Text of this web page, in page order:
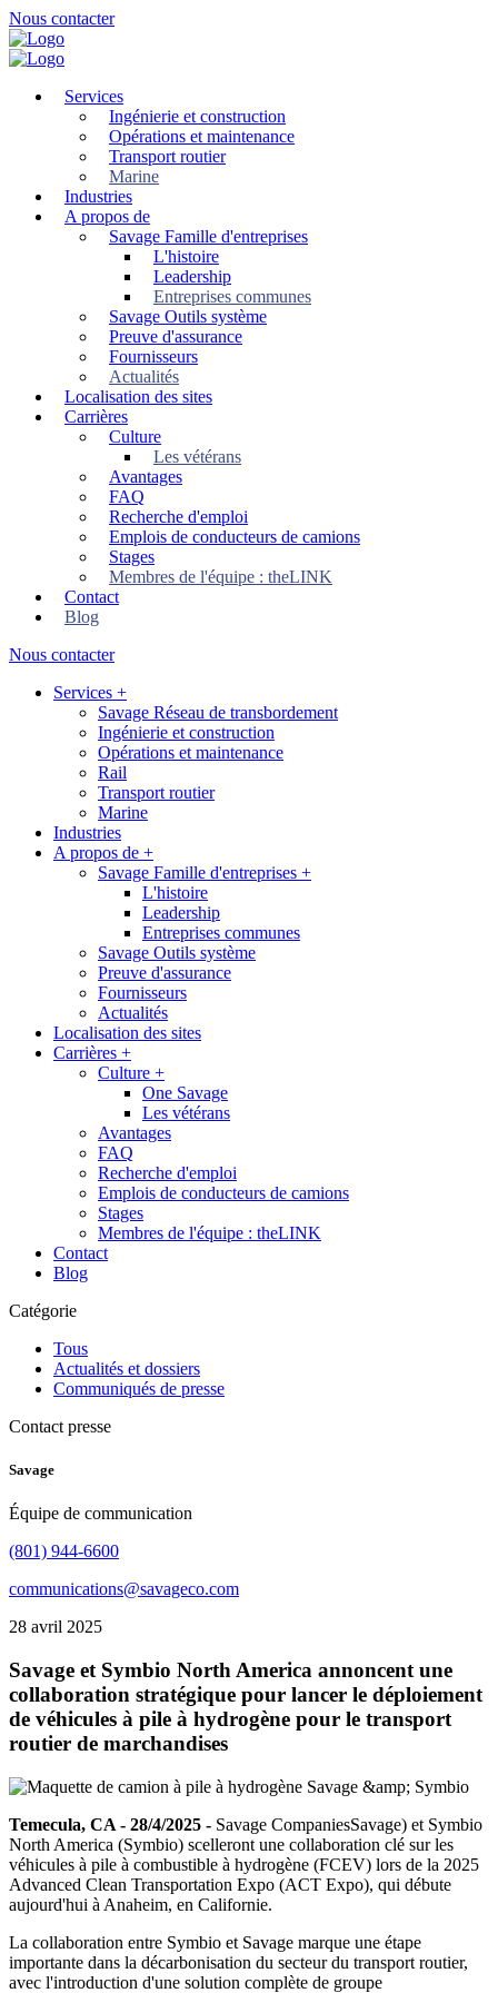
Skip
to
main
Nous contacter
Services
Ingénierie et construction
Opérations et maintenance
Transport routier
Marine
Industries
A propos de
Savage Famille d'entreprises
L'histoire
Leadership
Entreprises communes
Savage Outils système
Preuve d'assurance
Fournisseurs
Actualités
Localisation des sites
Carrières
Culture
Les vétérans
Avantages
FAQ
Recherche d'emploi
Emplois de conducteurs de camions
Stages
Membres de l'équipe : theLINK
Contact
Blog
Nous contacter
Services +
Savage Réseau de transbordement
Ingénierie et construction
Opérations et maintenance
Rail
Transport routier
Marine
Industries
A propos de +
Savage Famille d'entreprises +
L'histoire
Leadership
Entreprises communes
Savage Outils système
Preuve d'assurance
Fournisseurs
Actualités
Localisation des sites
Carrières +
Culture +
One Savage
Les vétérans
Avantages
FAQ
Recherche d'emploi
Emplois de conducteurs de camions
Stages
Membres de l'équipe : theLINK
Contact
Blog
Catégorie
Tous
Actualités et dossiers
Communiqués de presse
Contact presse
Savage
Équipe de communication
(801) 944-6600
communications@savageco.com
28 avril 2025
Savage et Symbio North America annoncent une
collaboration stratégique pour lancer le déploiement
de véhicules à pile à hydrogène pour le transport
routier de marchandises
Temecula, CA - 28/4/2025 - Savage CompaniesSavage) et Symbio
North America (Symbio) scelleront une collaboration clé sur les
véhicules à pile à combustible à hydrogène (FCEV) lors de la 2025
Advanced Clean Transportation Expo (ACT Expo), qui débute
aujourd'hui à Anaheim, en Californie.
La collaboration entre Symbio et Savage marque une étape
importante dans la décarbonisation du secteur du transport routier,
avec l'introduction d'une solution complète de groupe